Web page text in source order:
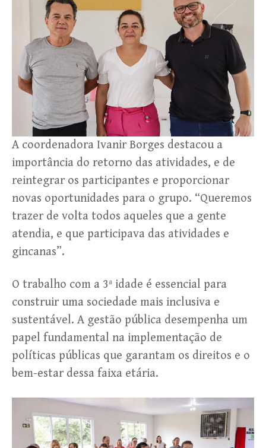
A coordenadora Ivanir Borges destacou a
importância do retorno das atividades, e de
reintegrar os participantes e proporcionar
novas oportunidades para o grupo. “Queremos
trazer de volta todos aqueles que a gente
atendia, e que participava das atividades e
gincanas”.
O trabalho com a 3ª idade é essencial para
construir uma sociedade mais inclusiva e
sustentável. A gestão pública desempenha um
papel fundamental na implementação de
políticas públicas que garantam os direitos e o
bem-estar dessa faixa etária.